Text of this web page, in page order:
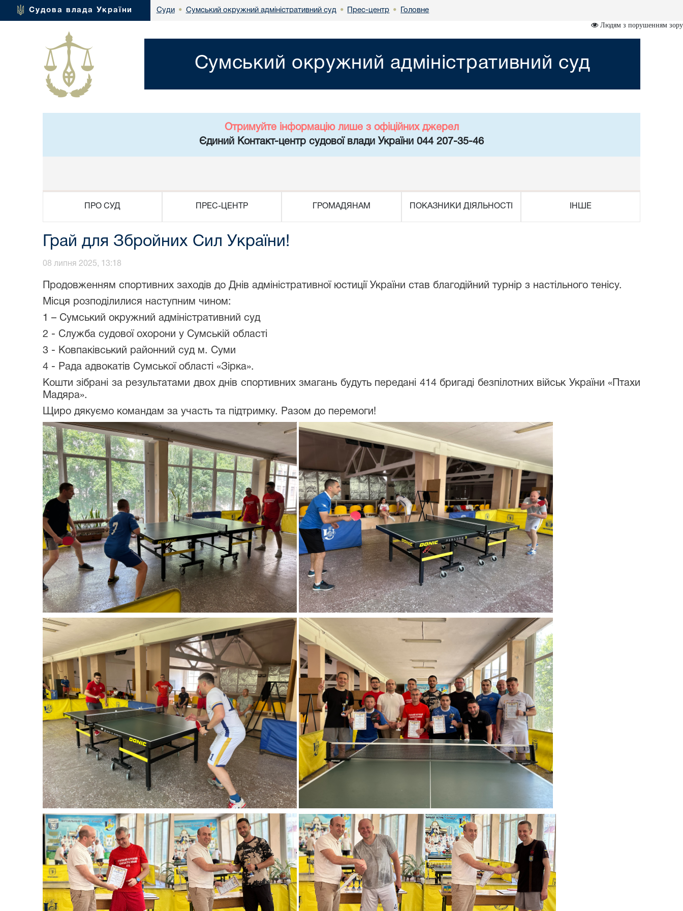
Судова влада України Суди • Сумський окружний адміністративний суд • Прес-центр • Головне
Людям з порушенням зору
Сумський окружний адміністративний суд
Отримуйте інформацію лише з офіційних джерел
Єдиний Контакт-центр судової влади України 044 207-35-46
ПРО СУД ПРЕС-ЦЕНТР ГРОМАДЯНАМ ПОКАЗНИКИ ДІЯЛЬНОСТІ ІНШЕ
Грай для Збройних Сил України!
08 липня 2025, 13:18
Продовженням спортивних заходів до Днів адміністративної юстиції України став благодійний турнір з настільного тенісу.
Місця розподілилися наступним чином:
1 – Сумський окружний адміністративний суд
2 - Служба судової охорони у Сумській області
3 - Ковпаківський районний суд м. Суми
4 - Рада адвокатів Сумської області «Зірка».
Кошти зібрані за результатами двох днів спортивних змагань будуть передані 414 бригаді безпілотних військ України «Птахи
Мадяра».
Щиро дякуємо командам за участь та підтримку. Разом до перемоги!